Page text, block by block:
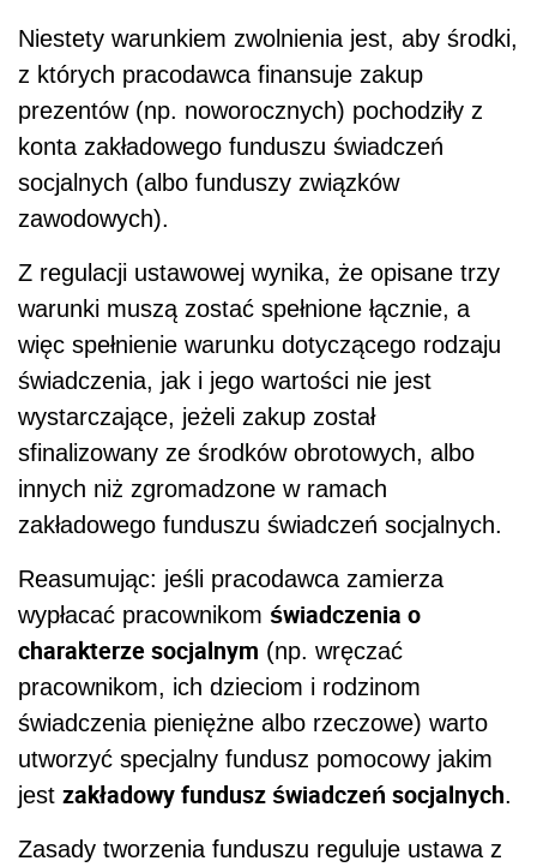
Niestety warunkiem zwolnienia jest, aby środki,
z których pracodawca finansuje zakup
prezentów (np. noworocznych) pochodziły z
konta zakładowego funduszu świadczeń
socjalnych (albo funduszy związków
zawodowych).
Z regulacji ustawowej wynika, że opisane trzy
warunki muszą zostać spełnione łącznie, a
więc spełnienie warunku dotyczącego rodzaju
świadczenia, jak i jego wartości nie jest
wystarczające, jeżeli zakup został
sfinalizowany ze środków obrotowych, albo
innych niż zgromadzone w ramach
zakładowego funduszu świadczeń socjalnych.
Reasumując: jeśli pracodawca zamierza
wypłacać pracownikom świadczenia o
charakterze socjalnym (np. wręczać
pracownikom, ich dzieciom i rodzinom
świadczenia pieniężne albo rzeczowe) warto
utworzyć specjalny fundusz pomocowy jakim
jest zakładowy fundusz świadczeń socjalnych.
Zasady tworzenia funduszu reguluje ustawa z